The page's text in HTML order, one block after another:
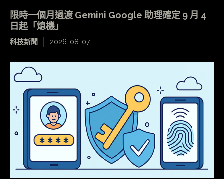
限時一個月過渡 Gemini Google 助理確定 9 月 4
日起「熄機」
科技新聞 2026-08-07